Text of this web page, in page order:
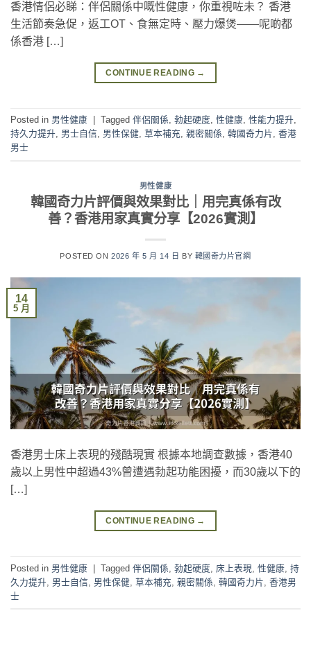
香港情侶必睇：伴侶關係中嘅性健康，你重視咗未？ 香港
生活節奏急促，返工OT、食無定時、壓力爆煲——呢啲都
係香港 […]
CONTINUE READING →
Posted in 男性健康 Tagged 伴侶關係, 勃起硬度, 性健康, 性能力提升,
持久力提升, 男士自信, 男性保健, 草本補充, 親密關係, 韓國奇力片, 香港
男士
男性健康
韓國奇力片評價與效果對比｜用完真係有改
善？香港用家真實分享【2026實測】
POSTED ON2026 年 5 月 14 日 BY 韓國奇力片官網
14
5 月
香港男士床上表現的殘酷現實 根據本地調查數據，香港40
歲以上男性中超過43%曾遭遇勃起功能困擾，而30歲以下的
[…]
CONTINUE READING →
Posted in 男性健康 | Tagged 伴侶關係 勃起硬度 床上表現 性健康 持
久力提升 男士自信 男性保健 草本補充 親密關係 韓國奇力片 香港男
士